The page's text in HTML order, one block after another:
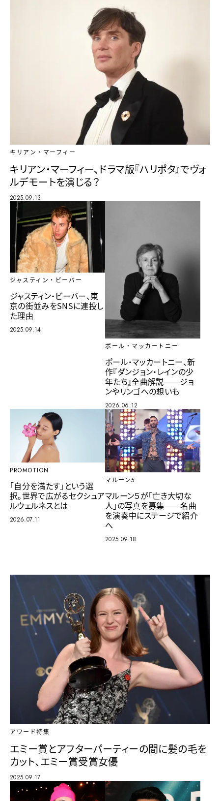
キリアン・マーフィー
キリアン・マーフィー、ドラマ版『ハリポタ』でヴォ
ルデモートを演じる？
2025.09.13
ジャスティン・ビーバー
ジャスティン・ビーバー、東
京の街並みをSNSに連投し
た理由
2025.09.14
ポール・マッカートニー
ポール・マッカートニー、新
作『ダンジョン・レインの少
年たち』全曲解説──ジョ
ンやリンゴへの想いも
2026.06.12
PROMOTION
「自分を満たす」という選
択。世界で広がるセクシュア
ルウェルネスとは
2026.07.11
マルーン5
マルーン５が「亡き大切な
人」の写真を募集──名曲
を演奏中にステージで紹介
へ
2025.09.18
アワード特集
エミー賞とアフターパーティーの間に髪の毛を
カット、エミー賞受賞女優
2025.09.17